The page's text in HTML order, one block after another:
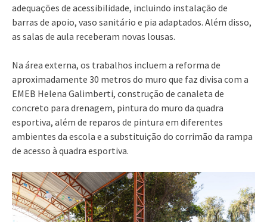
adequações de acessibilidade, incluindo instalação de
barras de apoio, vaso sanitário e pia adaptados. Além disso,
as salas de aula receberam novas lousas.
Na área externa, os trabalhos incluem a reforma de
aproximadamente 30 metros do muro que faz divisa com a
EMEB Helena Galimberti, construção de canaleta de
concreto para drenagem, pintura do muro da quadra
esportiva, além de reparos de pintura em diferentes
ambientes da escola e a substituição do corrimão da rampa
de acesso à quadra esportiva.